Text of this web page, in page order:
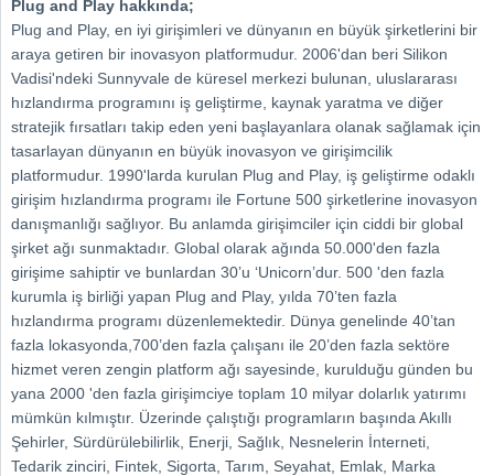
Plug and Play hakkında;
Plug and Play, en iyi girişimleri ve dünyanın en büyük şirketlerini bir
araya getiren bir inovasyon platformudur. 2006'dan beri Silikon
Vadisi'ndeki Sunnyvale de küresel merkezi bulunan, uluslararası
hızlandırma programını iş geliştirme, kaynak yaratma ve diğer
stratejik fırsatları takip eden yeni başlayanlara olanak sağlamak için
tasarlayan dünyanın en büyük inovasyon ve girişimcilik
platformudur. 1990'larda kurulan Plug and Play, iş geliştirme odaklı
girişim hızlandırma programı ile Fortune 500 şirketlerine inovasyon
danışmanlığı sağlıyor. Bu anlamda girişimciler için ciddi bir global
şirket ağı sunmaktadır. Global olarak ağında 50.000'den fazla
girişime sahiptir ve bunlardan 30’u ‘Unicorn’dur. 500 'den fazla
kurumla iş birliği yapan Plug and Play, yılda 70’ten fazla
hızlandırma programı düzenlemektedir. Dünya genelinde 40’tan
fazla lokasyonda,700’den fazla çalışanı ile 20’den fazla sektöre
hizmet veren zengin platform ağı sayesinde, kurulduğu günden bu
yana 2000 'den fazla girişimciye toplam 10 milyar dolarlık yatırımı
mümkün kılmıştır. Üzerinde çalıştığı programların başında Akıllı
Şehirler, Sürdürülebilirlik, Enerji, Sağlık, Nesnelerin İnterneti,
Tedarik zinciri, Fintek, Sigorta, Tarım, Seyahat, Emlak, Marka